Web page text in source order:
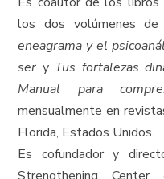
los dos volúmenes de
eneagrama y el
ser y Tus fortalezas
Manual para
mensualmente en
Florida, Estados Unidos.
Es cofundador y